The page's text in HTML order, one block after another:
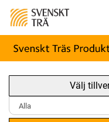
Välj